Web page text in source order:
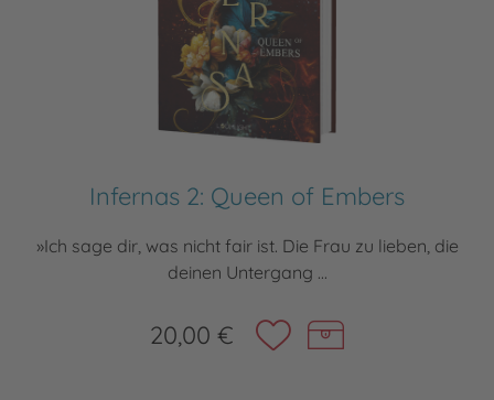
Infernas 2: Queen of Embers
»Ich sage dir, was nicht fair ist. Die Frau zu lieben, die
deinen Untergang ...
20,00 €